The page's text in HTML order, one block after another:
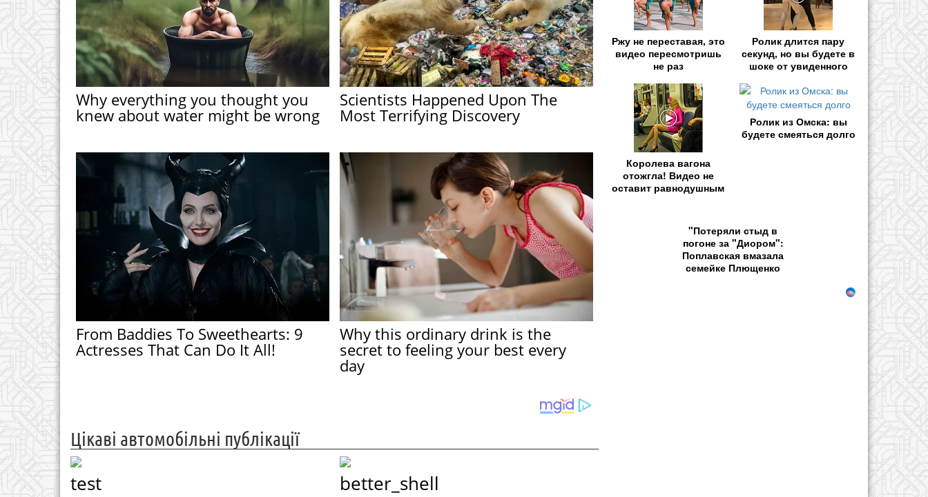
Why everything you thought you
knew about water might be wrong
Scientists Happened Upon The
Most Terrifying Discovery
From Baddies To Sweethearts: 9
Actresses That Can Do It All!
Why this ordinary drink is the
secret to feeling your best every
day
Цікаві автомобільні публікації
test better_shell
Ржу не переставая, это
видео пересмотришь
не раз
Ролик длится пару
секунд, но вы будете в
шоке от увиденного
Королева вагона
отожгла! Видео не
оставит равнодушным
Ролик из Омска: вы
будете смеяться долго
"Потеряли стыд в
погоне за "Диором":
Поплавская вмазала
семейке Плющенко